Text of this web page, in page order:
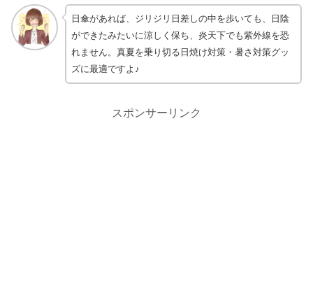
日傘があれば、ジリジリ日差しの中を歩いても、日陰
ができたみたいに涼しく保ち、炎天下でも紫外線を恐
れません。真夏を乗り切る日焼け対策・暑さ対策グッ
ズに最適ですよ♪
スポンサーリンク